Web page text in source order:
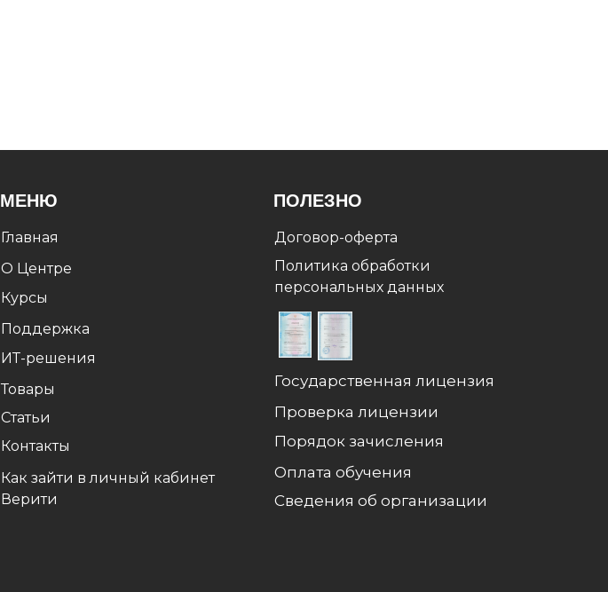
Государственная лицензия
Сведения об организации
Проверка лицензии
Как зайти в личный кабинет
Верити
МЕНЮ ПОЛЕЗНО
Главная
О Центре
Курсы
Статьи
Контакты
Договор-оферта
Политика обработки
персональных данных
Поддержка
ИТ-решения
Товары
Порядок зачисления
Оплата обучения